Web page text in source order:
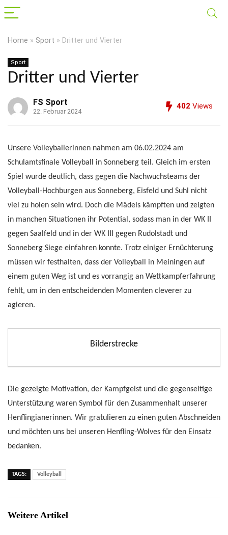
Home » Sport » Dritter und Vierter
Sport
Dritter und Vierter
FS Sport
22. Februar 2024
402 Views
Unsere Volleyballerinnen nahmen am 06.02.2024 am
Schulamtsfinale Volleyball in Sonneberg teil. Gleich im ersten
Spiel wurde deutlich, dass gegen die Nachwuchsteams der
Volleyball-Hochburgen aus Sonneberg, Eisfeld und Suhl nicht
viel zu holen sein wird. Doch die Mädels kämpften und zeigten
in manchen Situationen ihr Potential, sodass man in der WK II
gegen Saalfeld und in der WK III gegen Rudolstadt und
Sonneberg Siege einfahren konnte. Trotz einiger Ernüchterung
müssen wir festhalten, dass der Volleyball in Meiningen auf
einem guten Weg ist und es vorrangig an Wettkampferfahrung
fehlt, um in den entscheidenden Momenten cleverer zu
agieren.
Bilderstrecke
Die gezeigte Motivation, der Kampfgeist und die gegenseitige
Unterstützung waren Symbol für den Zusammenhalt unserer
Henflingianerinnen. Wir gratulieren zu einen guten Abschneiden
und möchten uns bei unseren Henfling-Wolves für den Einsatz
bedanken.
TAGS: Volleyball
Weitere Artikel